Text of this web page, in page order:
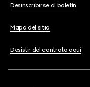
Desinscribirse al boletín
Mapa del sitio
Desistir del contrato aquí